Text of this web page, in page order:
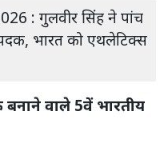
: गुलवीर सिंह ने पांच
भारत को एथलेटिक्स
वाले 5वें भारतीय